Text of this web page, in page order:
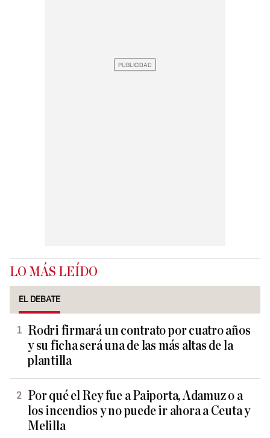
LO MÁS LEÍDO
EL DEBATE
Rodri firmará un contrato por cuatro años
y su ficha será una de las más altas de la
plantilla
Por qué el Rey fue a Paiporta, Adamuz o a
los incendios y no puede ir ahora a Ceuta y
Melilla